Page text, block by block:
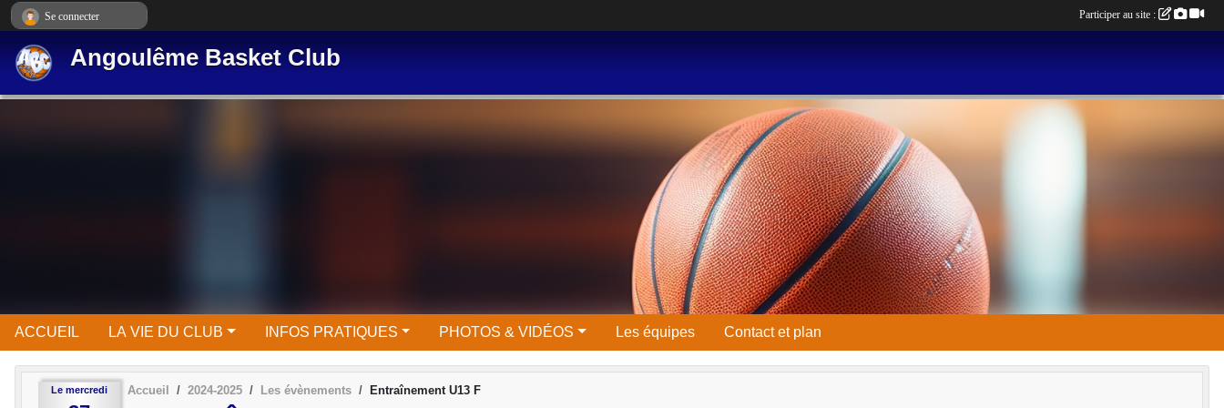
Angoulême Basket Club
ACCUEIL LA VIE DU CLUB INFOS PRATIQUES PHOTOS & VIDÉOS Les équipes Contact et plan
Le mercredi Accueil 2024-2025 Les évènements Entraînement U13 F
Se connecter Participer au site :
Panneau de gestion des cookies